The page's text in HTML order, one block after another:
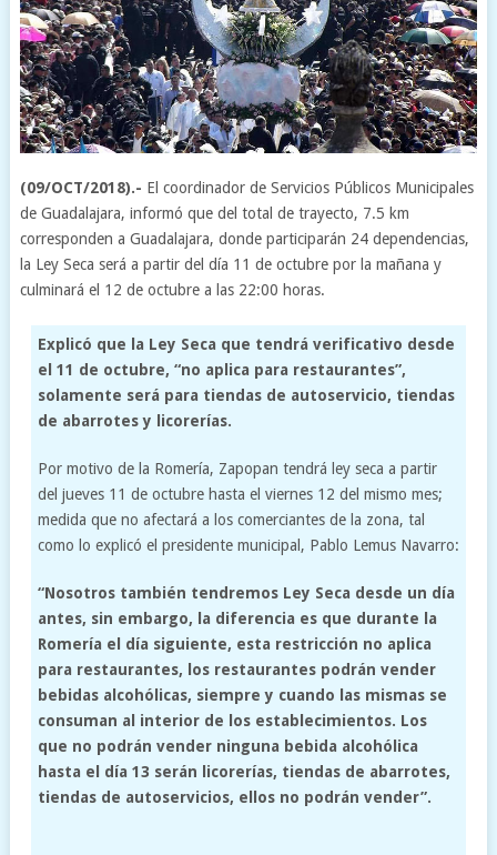
(09/OCT/2018).- El coordinador de Servicios Públicos Municipales
de Guadalajara, informó que del total de trayecto, 7.5 km
corresponden a Guadalajara, donde participarán 24 dependencias,
la Ley Seca será a partir del día 11 de octubre por la mañana y
culminará el 12 de octubre a las 22:00 horas.
Explicó que la Ley Seca que tendrá verificativo desde
el 11 de octubre, “no aplica para restaurantes”,
solamente será para tiendas de autoservicio, tiendas
de abarrotes y licorerías.
Por motivo de la Romería, Zapopan tendrá ley seca a partir
del jueves 11 de octubre hasta el viernes 12 del mismo mes;
medida que no afectará a los comerciantes de la zona, tal
como lo explicó el presidente municipal, Pablo Lemus Navarro:
“Nosotros también tendremos Ley Seca desde un día
antes, sin embargo, la diferencia es que durante la
Romería el día siguiente, esta restricción no aplica
para restaurantes, los restaurantes podrán vender
bebidas alcohólicas, siempre y cuando las mismas se
consuman al interior de los establecimientos. Los
que no podrán vender ninguna bebida alcohólica
hasta el día 13 serán licorerías, tiendas de abarrotes,
tiendas de autoservicios, ellos no podrán vender”.